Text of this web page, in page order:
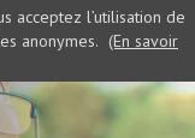
acceptez l’utilisation de
anonymes. (En savoir